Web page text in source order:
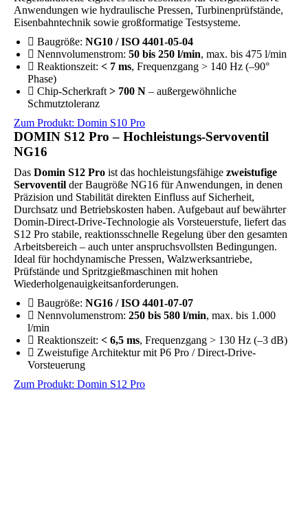
Anwendungen wie hydraulische Pressen, Turbinenprüfstände,
Eisenbahntechnik sowie großformatige Testsysteme.
Baugröße: NG10 / ISO 4401-05-04
Nennvolumenstrom: 50 bis 250 l/min, max. bis 475 l/min
Reaktionszeit: < 7 ms, Frequenzgang > 140 Hz (–90°
Phase)
Chip-Scherkraft > 700 N – außergewöhnliche
Schmutztoleranz
Zum Produkt: Domin S10 Pro
DOMIN S12 Pro – Hochleistungs-Servoventil
NG16
Das Domin S12 Pro ist das hochleistungsfähige zweistufige
Servoventil der Baugröße NG16 für Anwendungen, in denen
Präzision und Stabilität direkten Einfluss auf Sicherheit,
Durchsatz und Betriebskosten haben. Aufgebaut auf bewährter
Domin-Direct-Drive-Technologie als Vorsteuerstufe, liefert das
S12 Pro stabile, reaktionsschnelle Regelung über den gesamten
Arbeitsbereich – auch unter anspruchsvollsten Bedingungen.
Ideal für hochdynamische Pressen, Walzwerksantriebe,
Prüfstände und Spritzgießmaschinen mit hohen
Wiederholgenauigkeitsanforderungen.
Baugröße: NG16 / ISO 4401-07-07
Nennvolumenstrom: 250 bis 580 l/min, max. bis 1.000
l/min
Reaktionszeit: < 6,5 ms, Frequenzgang > 130 Hz (–3 dB)
Zweistufige Architektur mit P6 Pro / Direct-Drive-
Vorsteuerung
Zum Produkt: Domin S12 Pro